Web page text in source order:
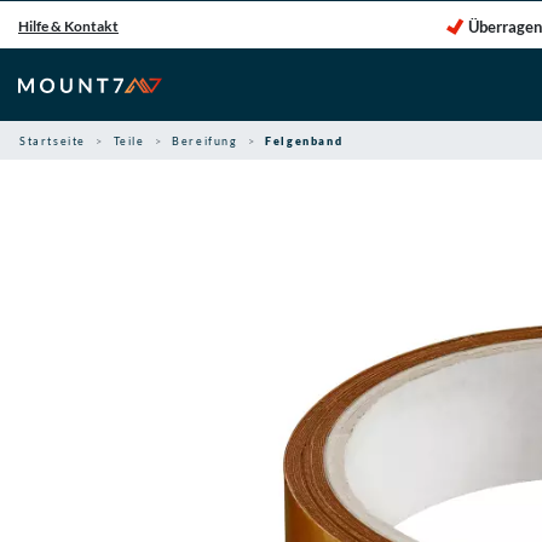
Inhalt
springen
Hilfe & Kontakt
Startseite Teile Bereifung Felgenband